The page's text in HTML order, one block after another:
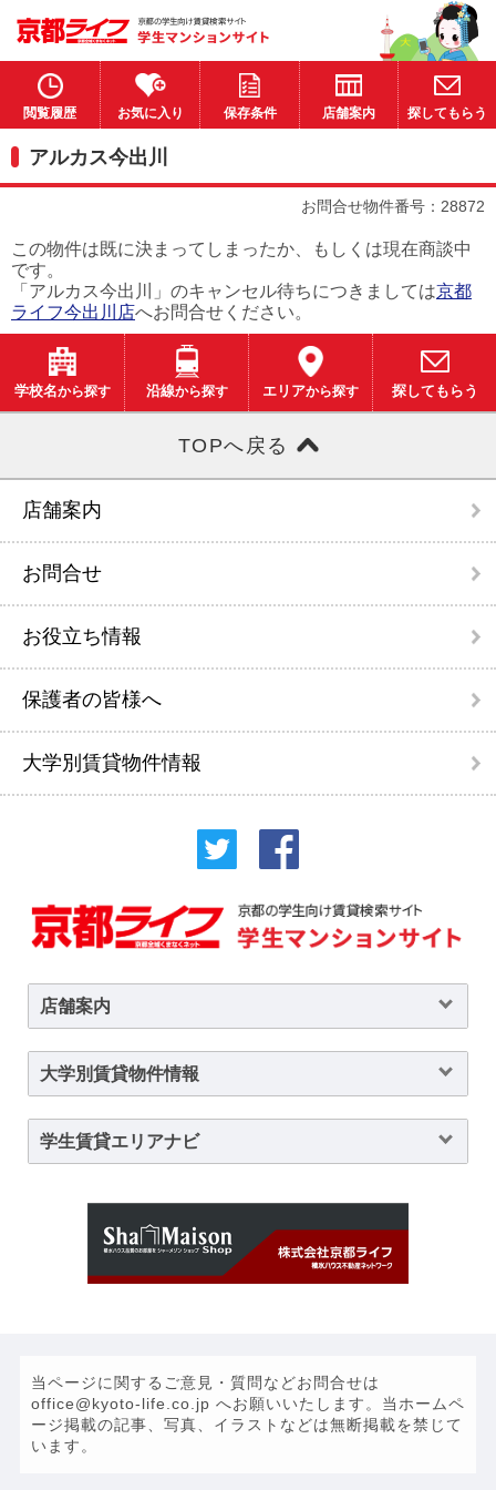
閲覧履歴 お気に入り 保存条件 店舗案内 探してもらう
アルカス今出川
お問合せ物件番号：28872
この物件は既に決まってしまったか、もしくは現在商談中
です。
「アルカス今出川」のキャンセル待ちにつきましては京都
ライフ今出川店へお問合せください。
学校名から探す 沿線から探す エリアから探す 探してもらう
TOPへ戻る
店舗案内
お問合せ
お役立ち情報
保護者の皆様へ
大学別賃貸物件情報
店舗案内
大学別賃貸物件情報
学生賃貸エリアナビ
当ページに関するご意見・質問などお問合せは
office@kyoto-life.co.jp へお願いいたします。当ホームペ
ージ掲載の記事、写真、イラストなどは無断掲載を禁じて
います。